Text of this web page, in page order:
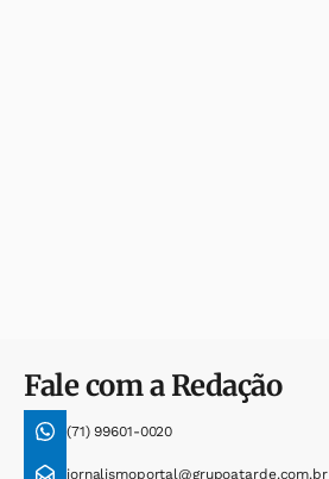
Fale com a Redação
(71) 99601-0020
jornalismoportal@grupoatarde.com.br